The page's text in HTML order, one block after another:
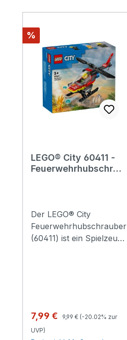
Rabatt
%
LEGO® City 60411 -
Feuerwehrhubschrau
Der LEGO® City
Feuerwehrhubschrauber
(60411) ist ein Spielzeug,
LEGO Wasserelemente
„verspritzen“), drehende
Rotoren und ein cooles
Verkaufspreis:
7,99 € Regulärer Preis:
9,99 € (-20.02% zur
UVP)